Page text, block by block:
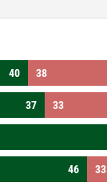
40 38
37 33
46 33